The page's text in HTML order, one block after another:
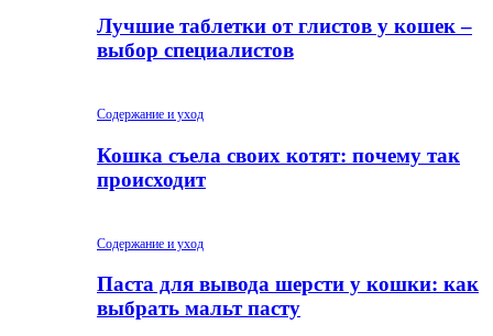
Лучшие таблетки от глистов у кошек –
выбор специалистов
Содержание и уход
Кошка съела своих котят: почему так
происходит
Содержание и уход
Паста для вывода шерсти у кошки: как
выбрать мальт пасту